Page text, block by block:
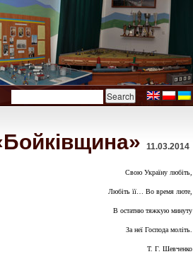
11.03.2014
Свою Україну любіть,
Любіть її… Во время люте,
В остатню тяжкую минуту
За неї Господа моліть.
Т. Г. Шевченко